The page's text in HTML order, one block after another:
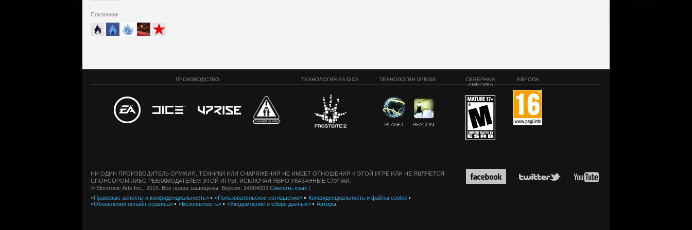
Поклонник
ПРОИЗВОДСТВО ТЕХНОЛОГИЯ EA DICE ТЕХНОЛОГИЯ UPRISE
СЕВЕРНАЯ
АМЕРИКА
ЕВРОПА
НИ ОДИН ПРОИЗВОДИТЕЛЬ ОРУЖИЯ, ТЕХНИКИ ИЛИ СНАРЯЖЕНИЯ НЕ ИМЕЕТ ОТНОШЕНИЯ К ЭТОЙ ИГРЕ ИЛИ НЕ ЯВЛЯЕТСЯ
СПОНСОРОМ ЛИБО РЕКЛАМОДАТЕЛЕМ ЭТОЙ ИГРЫ, ИСКЛЮЧАЯ ЯВНО УКАЗАННЫЕ СЛУЧАИ.
© Electronic Arts Inc., 2015. Все права защищены. Версия: 14004003 Сменить язык |
«Правовые аспекты и конфиденциальность»
«Пользовательское соглашение»
Конфиденциальность и файлы cookie
«Обновления онлайн-сервиса»
«Безопасность» «Уведомление о сборе данных» Авторы